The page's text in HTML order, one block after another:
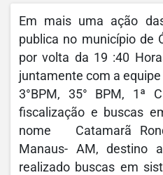
Em mais uma ação
publica no município de
por volta da 19 :40
juntamente com a equipe
3°BPM, 35° BPM, 1ª
fiscalização e buscas
nome Catamarã
Manaus- AM, destino
realizado buscas em